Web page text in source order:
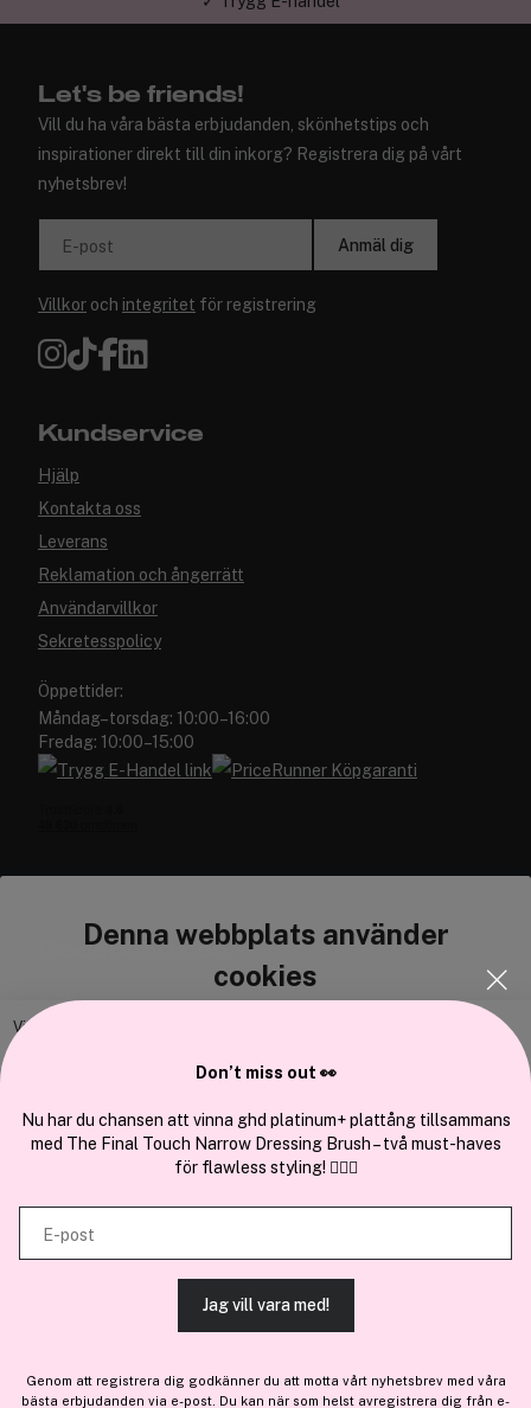
Denna webbplats använder
cookies
Vi använder enhetsidentifierare för att anpassa innehållet och
och annan information från din enhet till de sociala medier och annons-
och analysföretag som vi samarbetar med. Dessa kan i sin tur
kombinera informationen med annan information som du har
tillhandahållit eller som de har samlat in när du har använt deras
tjänster.
TILLÅT ALLA COOKIES
Let's be friends!
Vill du ha våra bästa erbjudanden, skönhetstips och
inspirationer direkt till din inkorg? Registrera dig på vårt
nyhetsbrev!
E-post Anmäl dig
Villkor och integritet för registrering
Kundservice
Hjälp
Kontakta oss
Leverans
Reklamation och ångerrätt
Användarvillkor
Sekretesspolicy
Öppettider:
Måndag–torsdag: 10:00–16:00
Fredag: 10:00–15:00
Cocopanda.se
En del avBrandsdal Group AS
Don’t miss out 👀
Nu har du chansen att vinna ghd platinum+ plattång tillsammans
med The Final Touch Narrow Dressing Brush – två must-haves
för flawless styling! 💇‍♀️✨
E-post
Jag vill vara med!
Genom att registrera dig godkänner du att motta vårt nyhetsbrev med våra
bästa erbjudanden via e-post. Du kan när som helst avregistrera dig från e-